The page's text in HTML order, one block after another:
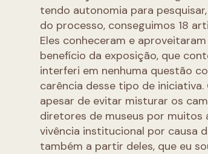
tendo autonomia para
do processo, conseguimos 18
Eles conheceram e
benefício da exposição, que
interferi em nenhuma questão
carência desse tipo de
apesar de evitar misturar os
diretores de museus por muitos
vivência institucional por causa
também a partir deles, que eu